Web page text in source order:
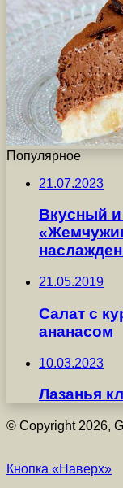
Популярное
21.07.2023
Вкусный
21.05.2019
Салат с
ананасом
10.03.2023
Лазанья
© Copyright 2026,
Кнопка «Наверх»